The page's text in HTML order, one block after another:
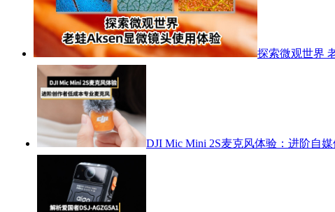
探索微观世界
DJI Mic Mini 2S麦克风体验：进阶自